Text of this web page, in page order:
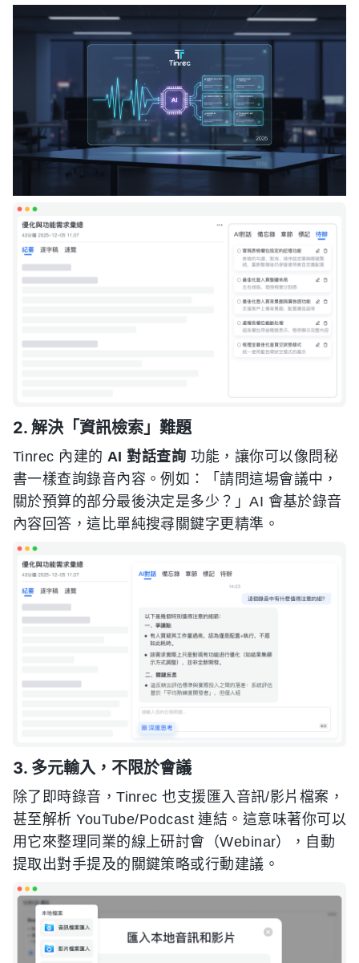
2. 解決「資訊檢索」難題
Tinrec 內建的 AI 對話查詢 功能，讓你可以像問秘
書一樣查詢錄音內容。例如：「請問這場會議中，
關於預算的部分最後決定是多少？」AI 會基於錄音
內容回答，這比單純搜尋關鍵字更精準。
3. 多元輸入，不限於會議
除了即時錄音，Tinrec 也支援匯入音訊/影片檔案，
甚至解析 YouTube/Podcast 連結。這意味著你可以
用它來整理同業的線上研討會（Webinar），自動
提取出對手提及的關鍵策略或行動建議。